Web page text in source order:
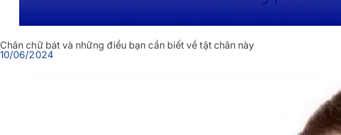
Chân chữ bát và những điều bạn cần biết về tật chân này
10/06/2024